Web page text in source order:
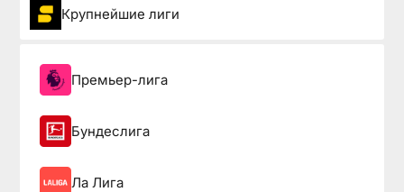
Крупнейшие лиги
Премьер-лига
Бундеслига
Ла Лига